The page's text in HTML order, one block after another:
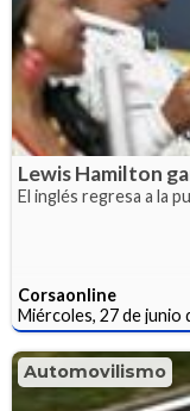
Lewis Hamilton
El inglés regresa a la
Corsaonline
Miércoles, 27 de junio
Automovilismo